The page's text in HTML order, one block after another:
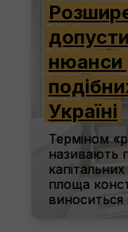
нюанси
Україні
Терміном
називають
площа
Детальніше...